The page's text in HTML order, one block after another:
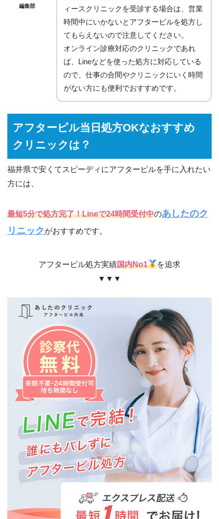
編集部
ィースクリニックを受診する場合は、営業
時間中にいかないとアフターピルを処方し
てもらえないので注意してください。
オンライン診療対応のクリニックであれ
ば、Lineなどを使った処方に対応している
ので、仕事の合間やクリニックにいく時間
がない方にも便利でおすすめです。
アフターピル当日処方OKなおすすめ
クリニックは？
福井県で安くてスピーディにアフターピルを手に入れたい
方には、
最短5分で処方完了！Lineで24時間受付中のあしたのク
リニックがおすすめです。
アフターピル処方実績国内No1
を追求
▼▼▼